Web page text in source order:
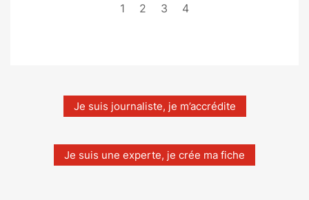
1 2 3 4
Je suis journaliste, je m’accrédite
Je suis une experte, je crée ma fiche